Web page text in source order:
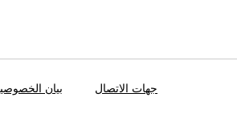
بيان جهات الاتصال